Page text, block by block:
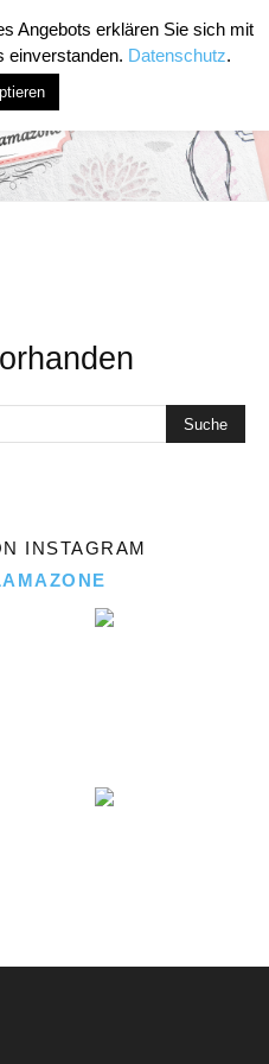
INSTAGRAM
Angebots erklären Sie sich mit
einverstanden. Datenschutz.